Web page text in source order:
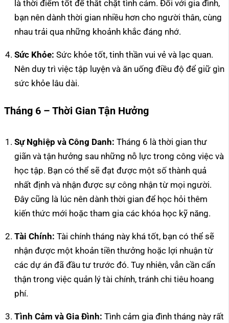
là thời điểm tốt để thắt chặt tình cảm. Đối với gia đình,
bạn nên dành thời gian nhiều hơn cho người thân, cùng
nhau trải qua những khoảnh khắc đáng nhớ.
Sức Khỏe: Sức khỏe tốt, tinh thần vui vẻ và lạc quan.
Nên duy trì việc tập luyện và ăn uống điều độ để giữ gìn
sức khỏe lâu dài.
Tháng 6 – Thời Gian Tận Hưởng
Sự Nghiệp và Công Danh: Tháng 6 là thời gian thư
giãn và tận hưởng sau những nỗ lực trong công việc và
học tập. Bạn có thể sẽ đạt được một số thành quả
nhất định và nhận được sự công nhận từ mọi người.
Đây cũng là lúc nên dành thời gian để học hỏi thêm
kiến thức mới hoặc tham gia các khóa học kỹ năng.
Tài Chính: Tài chính tháng này khá tốt, bạn có thể sẽ
nhận được một khoản tiền thưởng hoặc lợi nhuận từ
các dự án đã đầu tư trước đó. Tuy nhiên, vẫn cần cẩn
thận trong việc quản lý tài chính, tránh chi tiêu hoang
phí.
Tình Cảm và Gia Đình: Tình cảm gia đình tháng này rất